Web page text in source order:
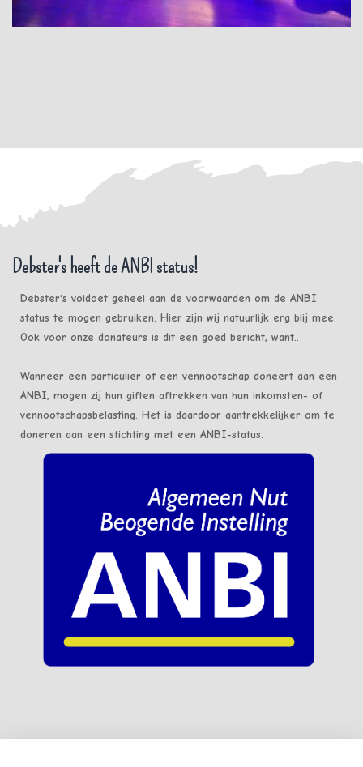
Debster's heeft de ANBI status!
Debster's voldoet geheel aan de voorwaarden om de ANBI
status te mogen gebruiken. Hier zijn wij natuurlijk erg blij mee.
Ook voor onze donateurs is dit een goed bericht, want..
Wanneer een particulier of een vennootschap doneert aan een
ANBI, mogen zij hun giften aftrekken van hun inkomsten- of
vennootschapsbelasting. Het is daardoor aantrekkelijker om te
doneren aan een stichting met een ANBI-status.